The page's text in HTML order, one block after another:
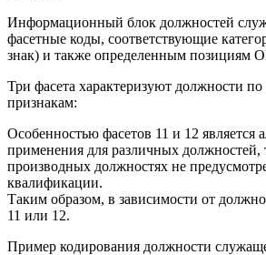
Информационный блок должностей
фасетные коды, соответствующие
знак) и также определенным позициям
Три фасета характеризуют должности
признакам:
Особенностью фасетов 11 и 12 является
применения для различных должностей,
производных должностях не
квалификации.
Таким образом, в зависимости от
11 или 12.
Пример кодирования должности